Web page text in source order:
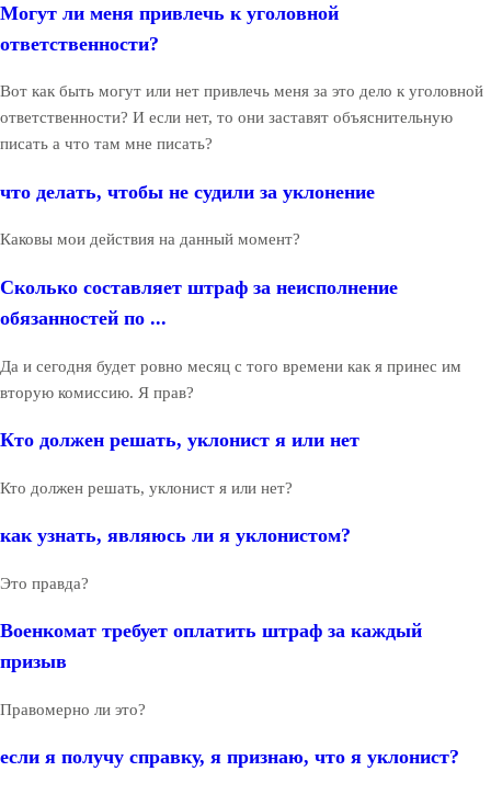
Могут ли меня привлечь к уголовной
ответственности?
Вот как быть могут или нет привлечь меня за это дело к уголовной
ответственности? И если нет, то они заставят объяснительную
писать а что там мне писать?
что делать, чтобы не судили за уклонение
Каковы мои действия на данный момент?
Сколько составляет штраф за неисполнение
обязанностей по ...
Да и сегодня будет ровно месяц с того времени как я принес им
вторую комиссию. Я прав?
Кто должен решать, уклонист я или нет
Кто должен решать, уклонист я или нет?
как узнать, являюсь ли я уклонистом?
Это правда?
Военкомат требует оплатить штраф за каждый
призыв
Правомерно ли это?
если я получу справку, я признаю, что я уклонист?